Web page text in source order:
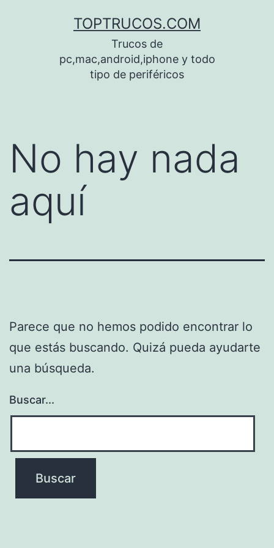
TOPTRUCOS.COM
Trucos de
pc,mac,android,iphone y todo
tipo de periféricos
No hay nada
aquí
Parece que no hemos podido encontrar lo
que estás buscando. Quizá pueda ayudarte
una búsqueda.
Buscar...